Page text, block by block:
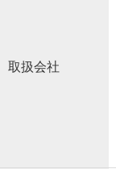
取扱会社